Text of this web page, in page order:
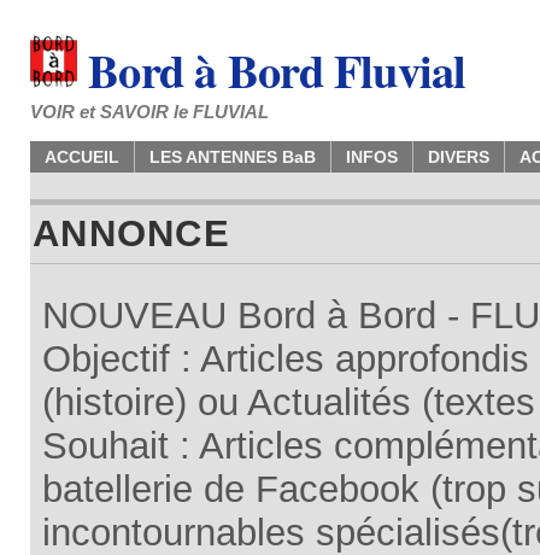
Bord à Bord Fluvial
VOIR et SAVOIR le FLUVIAL
ACCUEIL LES ANTENNES BaB INFOS DIVERS
ANNONCE
NOUVEAU Bord à Bord -
Objectif : Articles
(histoire) ou Actualités
Souhait : Articles
batellerie de Facebook (trop
incontournables